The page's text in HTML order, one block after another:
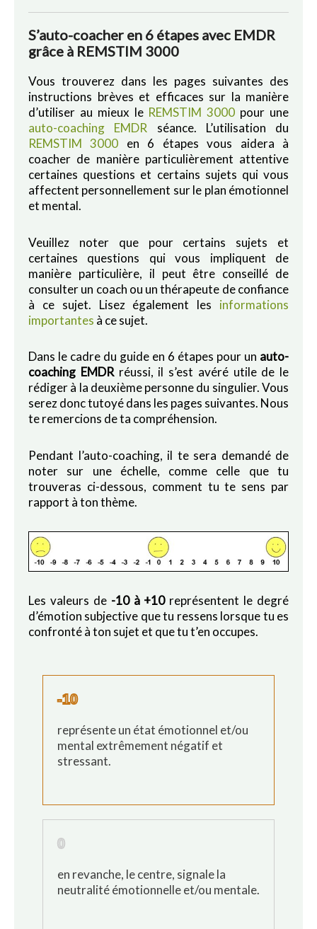
S’auto-coacher en 6 étapes avec EMDR
grâce à REMSTIM 3000
Vous trouverez dans les pages suivantes des
instructions brèves et efficaces sur la manière
d’utiliser au mieux le REMSTIM 3000 pour une
auto-coaching EMDR séance. L’utilisation du
REMSTIM 3000 en 6 étapes vous aidera à
coacher de manière particulièrement attentive
certaines questions et certains sujets qui vous
affectent personnellement sur le plan émotionnel
et mental.
Veuillez noter que pour certains sujets et
certaines questions qui vous impliquent de
manière particulière, il peut être conseillé de
consulter un coach ou un thérapeute de confiance
à ce sujet. Lisez également les informations
importantes à ce sujet.
Dans le cadre du guide en 6 étapes pour un auto-
coaching EMDRréussi, il s’est avéré utile de le
rédiger à la deuxième personne du singulier. Vous
serez donc tutoyé dans les pages suivantes. Nous
te remercions de ta compréhension.
Pendant l’auto-coaching, il te sera demandé de
noter sur une échelle, comme celle que tu
trouveras ci-dessous, comment tu te sens par
rapport à ton thème.
Les valeurs de -10 à +10représentent le degré
d’émotion subjective que tu ressens lorsque tu es
confronté à ton sujet et que tu t’en occupes.
-10
représente un état émotionnel et/ou
mental extrêmement négatif et
stressant.
0
en revanche, le centre, signale la
neutralité émotionnelle et/ou mentale.